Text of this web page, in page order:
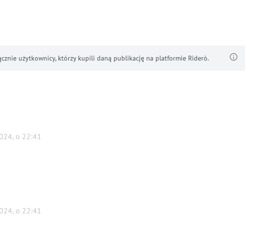
użytkownicy, którzy kupili daną publikację na platformie Riderò.
, o 22:41
, o 22:41